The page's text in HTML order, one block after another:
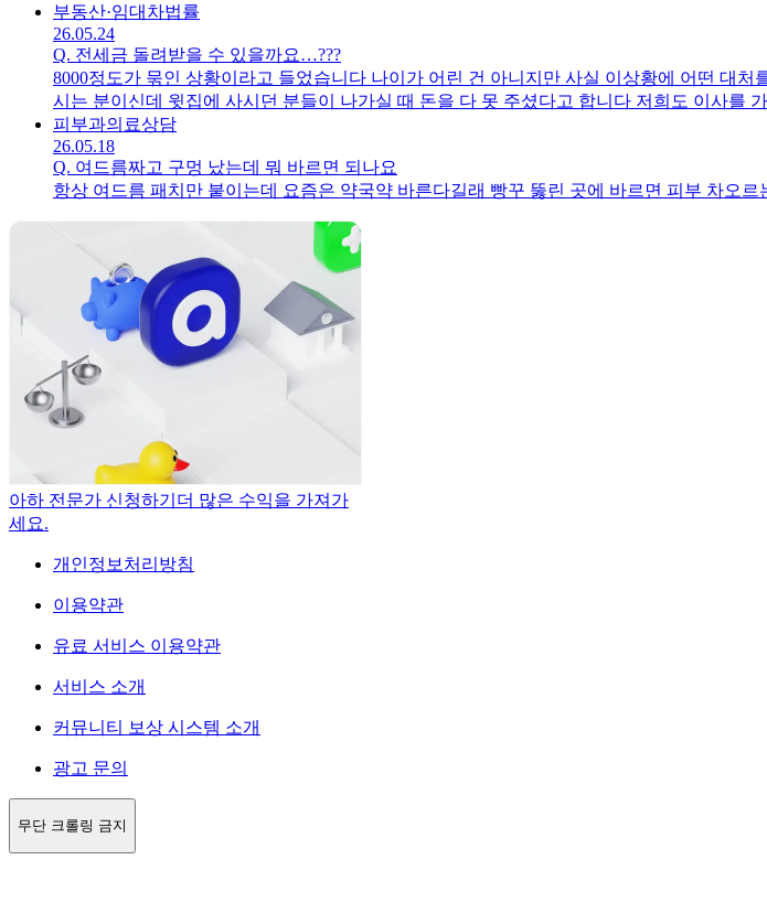
부동산·임대차법률
26.05.24
Q. 전세금 돌려받을 수 있을까요…???
8000정도가 묶인 상황이라고 들었습니다 나이가 어린 건 아니지만 사실 이상황에 어떤 대
시는 분이신데 윗집에 사시던 분들이 나가실 때 돈을 다 못 주셨다고 합니다 저희도 이사를
고 해서 그냥 지내는 중입니다 집주인 아저씨께성 땅이 있으셔서 그게 팔리면 돈을 주ㅛㅣ
아니잖습니다 엎친데 덮친 격으로 집주인 아저씨께서 암으로 몸이 많이 안 좋아지셨습니다
고 하더라구요… 이 상황이 지속된지는 대충만으로 2년 정도가 되었고가족 중 한 명이 제게
안 쓰고 살다가 최근에 말이 나와 해야할 걸 놓쳤다는 걸 알았습니다1. 제가 해야할 일이 할
되는 걸까요..?3. 질문 드리는 것 이외에 해주실 조언이 있다면 부탁드립니다부모님께선 부
잡하거나 머리 쓰고 알아보고 하는 일은 아예 할 줄 몰라하시는 분들이라 밑에 자녀들이 해
르겠습니다 .. 도움 부탁드립니다
피부과의료상담
26.05.18
Q. 여드름짜고 구멍 났는데 뭐 바르면 되나요
항상 여드름 패치만 붙이는데 요즘은 약국약 바른다길래 빵꾸 뚫린 곳에 바르면 피부 차오
아하 전문가 신청하기 더 많은 수익을 가져가
세요.
개인정보처리방침
이용약관
유료 서비스 이용약관
서비스 소개
커뮤니티 보상 시스템 소개
광고 문의
무단 크롤링 금지